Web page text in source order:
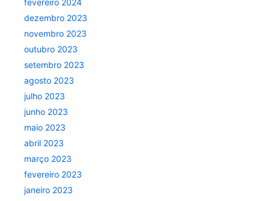
fevereiro 2024
dezembro 2023
novembro 2023
outubro 2023
setembro 2023
agosto 2023
julho 2023
junho 2023
maio 2023
abril 2023
março 2023
fevereiro 2023
janeiro 2023